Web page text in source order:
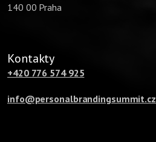
140 00 Praha
Kontakty
+420 776 574 925
info@personalbrandingsummit.cz